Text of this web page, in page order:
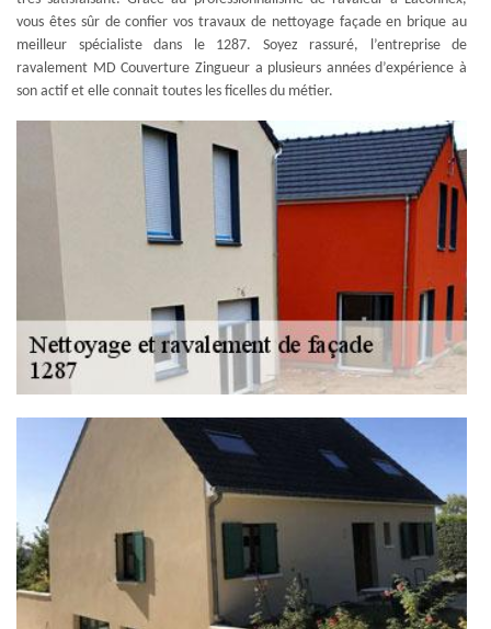
vous êtes sûr de confier vos travaux de nettoyage façade en brique au
meilleur spécialiste dans le 1287. Soyez rassuré, l’entreprise de
ravalement MD Couverture Zingueur a plusieurs années d’expérience à
son actif et elle connait toutes les ficelles du métier.